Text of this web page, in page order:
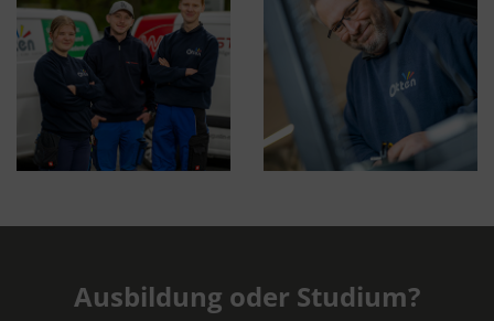
Ausbildung oder Studium?